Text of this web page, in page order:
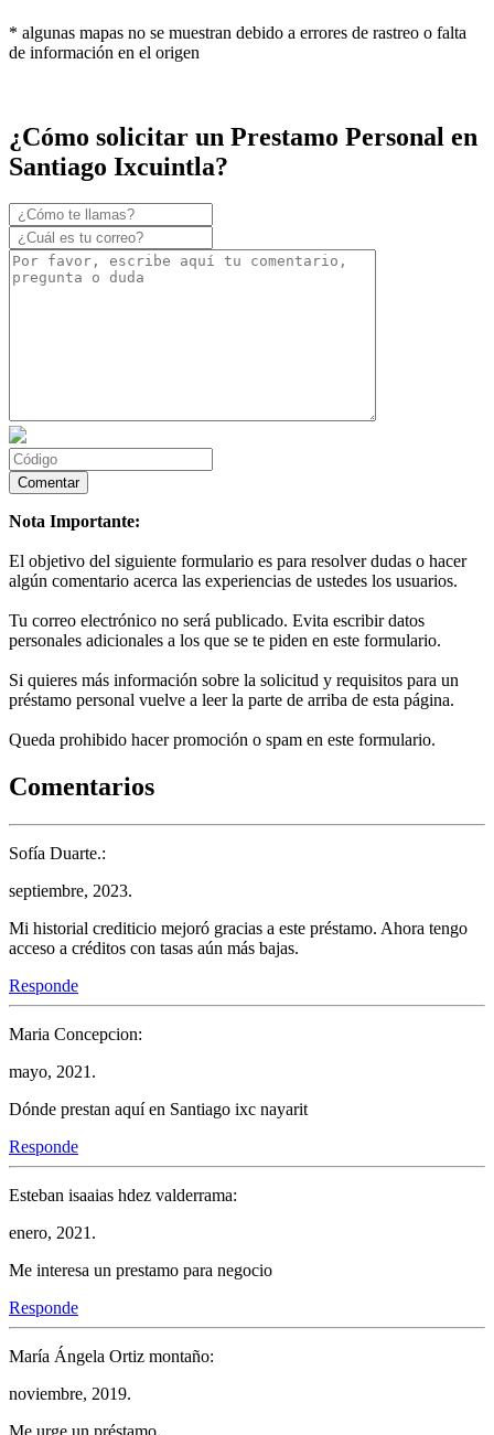
* algunas mapas no se muestran debido a errores de rastreo o falta
de información en el origen
¿Cómo solicitar un Prestamo Personal en
Santiago Ixcuintla?
Nota Importante:
El objetivo del siguiente formulario es para resolver dudas o hacer
algún comentario acerca las experiencias de ustedes los usuarios.
Tu correo electrónico no será publicado. Evita escribir datos
personales adicionales a los que se te piden en este formulario.
Si quieres más información sobre la solicitud y requisitos para un
préstamo personal vuelve a leer la parte de arriba de esta página.
Queda prohibido hacer promoción o spam en este formulario.
Comentarios
Sofía Duarte.:
septiembre, 2023.
Mi historial crediticio mejoró gracias a este préstamo. Ahora tengo
acceso a créditos con tasas aún más bajas.
Responde
Maria Concepcion:
mayo, 2021.
Dónde prestan aquí en Santiago ixc nayarit
Responde
Esteban isaaias hdez valderrama:
enero, 2021.
Me interesa un prestamo para negocio
Responde
María Ángela Ortiz montaño:
noviembre, 2019.